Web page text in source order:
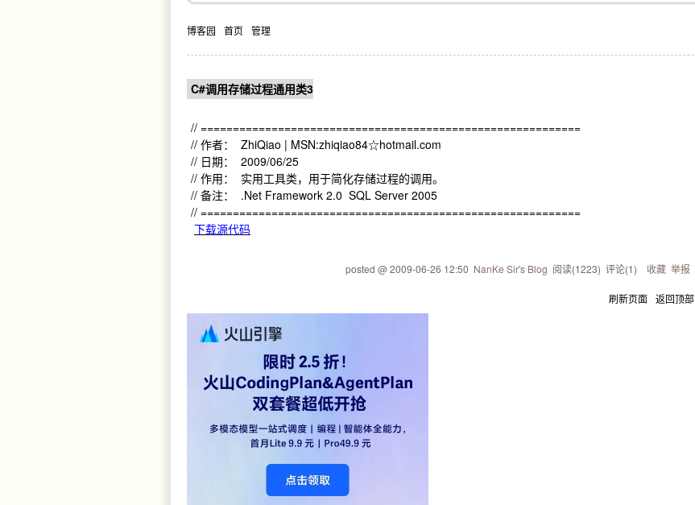
博客园 首页 管理
C#调用存储过程通用类3
// ===========================================================
// 作者： ZhiQiao | MSN:zhiqiao84☆hotmail.com
// 日期： 2009/06/25
// 作用： 实用工具类，用于简化存储过程的调用。
// 备注： .Net Framework 2.0 SQL Server 2005
// ===========================================================
下载源代码
posted @2009-06-26 12:50 NanKe Sir's Blog 阅读(1223) 评论(1) 收藏 举报
刷新页面 返回顶部